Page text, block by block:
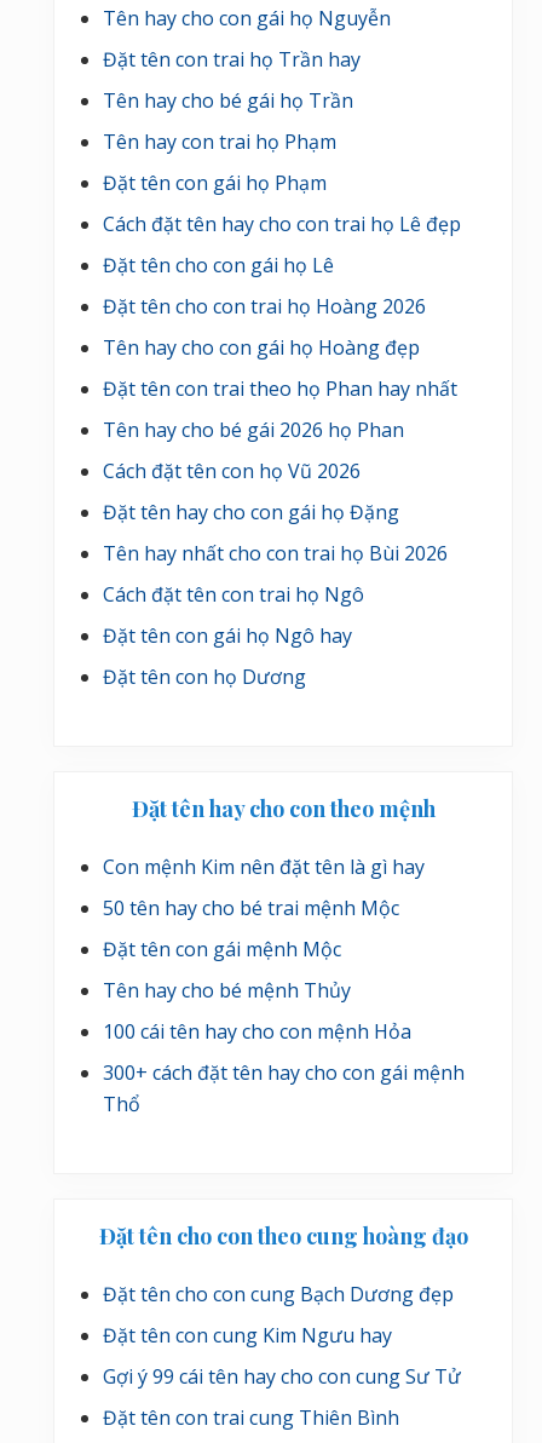
Tên hay cho con gái họ Nguyễn
Đặt tên con trai họ Trần hay
Tên hay cho bé gái họ Trần
Tên hay con trai họ Phạm
Đặt tên con gái họ Phạm
Cách đặt tên hay cho con trai họ Lê đẹp
Đặt tên cho con gái họ Lê
Đặt tên cho con trai họ Hoàng 2026
Tên hay cho con gái họ Hoàng đẹp
Đặt tên con trai theo họ Phan hay nhất
Tên hay cho bé gái 2026 họ Phan
Cách đặt tên con họ Vũ 2026
Đặt tên hay cho con gái họ Đặng
Tên hay nhất cho con trai họ Bùi 2026
Cách đặt tên con trai họ Ngô
Đặt tên con gái họ Ngô hay
Đặt tên con họ Dương
Đặt tên hay cho con theo mệnh
Con mệnh Kim nên đặt tên là gì hay
50 tên hay cho bé trai mệnh Mộc
Đặt tên con gái mệnh Mộc
Tên hay cho bé mệnh Thủy
100 cái tên hay cho con mệnh Hỏa
300+ cách đặt tên hay cho con gái mệnh
Thổ
Đặt tên cho con theo cung hoàng đạo
Đặt tên cho con cung Bạch Dương đẹp
Đặt tên con cung Kim Ngưu hay
Gợi ý 99 cái tên hay cho con cung Sư Tử
Đặt tên con trai cung Thiên Bình